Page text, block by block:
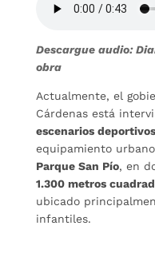
Descargue audio:
obra
Actualmente, el
Cárdenas está
escenarios deportivos
equipamiento
Parque San Pío, en
1.300 metros
ubicado
infantiles.